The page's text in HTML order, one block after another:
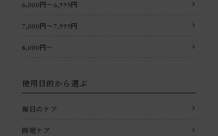
6,000円〜6,999円
7,000円〜7,999円
8,000円〜
使用目的から選ぶ
毎日のケア
時短ケア